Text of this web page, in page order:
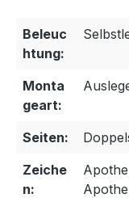
Beleuc
htung:
Monta
geart:
Seiten:
Zeiche
n: